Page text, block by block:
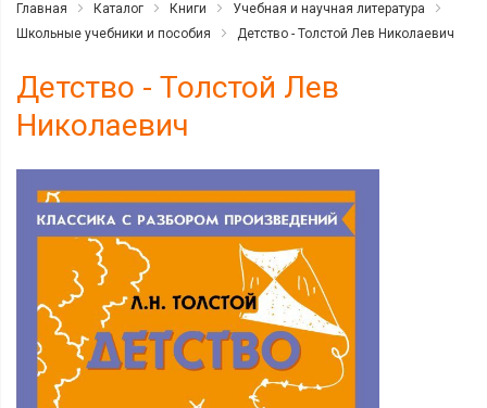
Главная Каталог Книги
Учебная и научная литература
Школьные учебники и пособия
Детство - Толстой Лев Николаевич
Детство - Толстой Лев
Николаевич